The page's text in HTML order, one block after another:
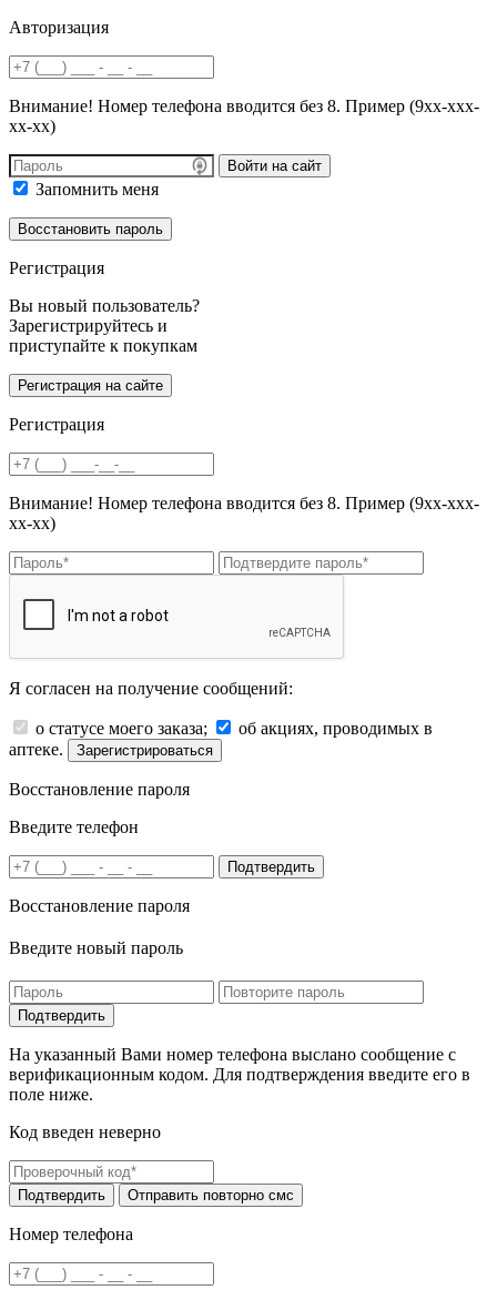
Авторизация
Внимание! Номер телефона вводится без 8. Пример (9хх-ххх-
хх-хх)
Войти на сайт
Запомнить меня
Регистрация
Вы новый пользователь?
Зарегистрируйтесь и
приступайте к покупкам
Регистрация
Внимание! Номер телефона вводится без 8. Пример (9хх-ххх-
хх-хх)
Я согласен на получение сообщений:
о статусе моего заказа;
об акциях, проводимых в
аптеке.
Зарегистрироваться
Восстановление пароля
Введите телефон
Подтвердить
Восстановление пароля
Введите новый пароль
На указанный Вами номер телефона выслано сообщение с
верификационным кодом. Для подтверждения введите его в
поле ниже.
Код введен неверно
Номер телефона